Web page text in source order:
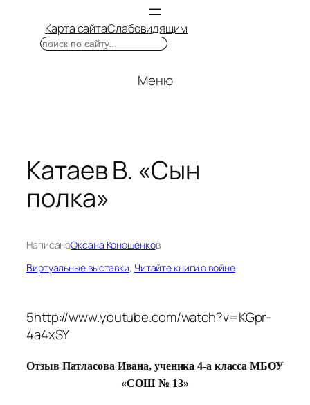
Карта сайтаСлабовидящим
Поиск
Меню
Катаев В. «Сын
полка»
НаписаноОксана Коношенков
Виртуальные выставки, Читайте книги о войне
5http://www.youtube.com/watch?v=KGpr-
4a4xSY
Отзыв Патласова Ивана, ученика 4-а класса МБОУ
«СОШ № 13»